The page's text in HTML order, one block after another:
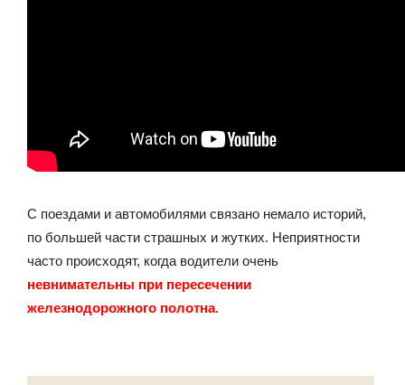
С поездами и автомобилями связано немало историй,
по большей части страшных и жутких. Неприятности
часто происходят, когда водители очень
невнимательны при пересечении
железнодорожного полотна.